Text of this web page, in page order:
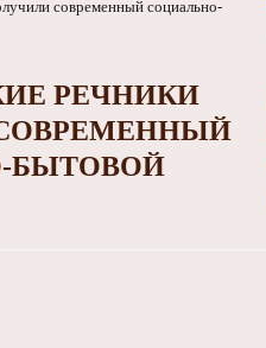
РЕЧНИКИ
БЫТОВОЙ